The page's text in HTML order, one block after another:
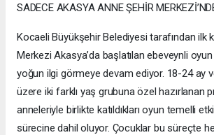
SADECE AKASYA ANNE ŞEHİR
Kocaeli Büyükşehir Belediyesi tarafından ilk
Merkezi Akasya’da başlatılan ebeveynli
yoğun ilgi görmeye devam ediyor. 18-24 ay
üzere iki farklı yaş grubuna özel hazırlanan
anneleriyle birlikte katıldıkları oyun temelli
sürecine dahil oluyor. Çocuklar bu süreçte